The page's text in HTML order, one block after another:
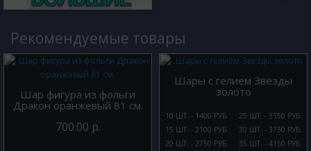
Рекомендуемые товары
Шар фигура из фольги
Дракон оранжевый 81 см.
700.00 р.
Шары с гелием Звезды
золото
10 ШТ. - 1400 РУБ.
15 ШТ. - 2100 РУБ.
20 ШТ. - 2750 РУБ.
25 ШТ. - 3150 РУБ.
30 ШТ. - 3750 РУБ.
35 ШТ. - 4150 РУБ.